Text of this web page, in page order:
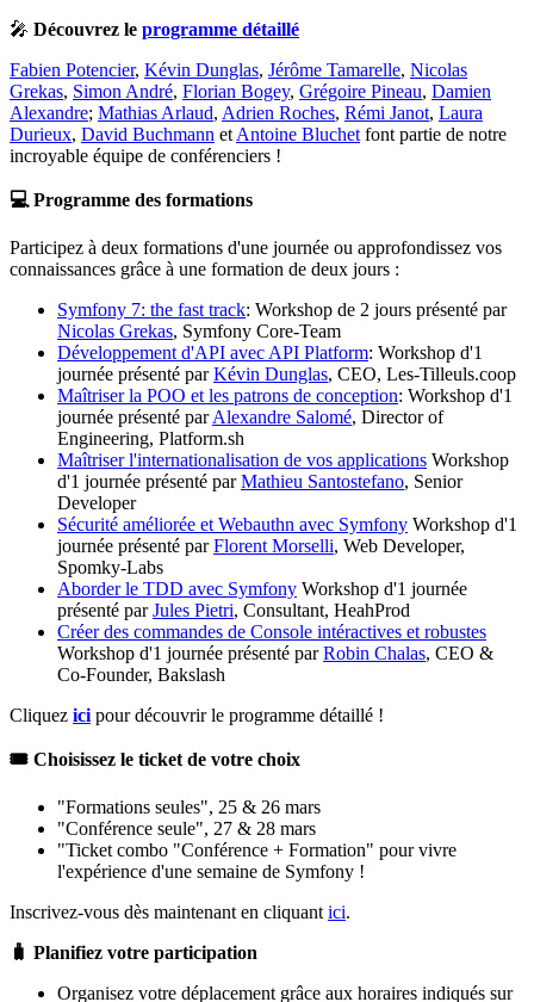
🎤 Découvrez le programme détaillé
Fabien Potencier, Kévin Dunglas, Jérôme Tamarelle, Nicolas
Grekas, Simon André, Florian Bogey, Grégoire Pineau, Damien
Alexandre; Mathias Arlaud, Adrien Roches, Rémi Janot, Laura
Durieux, David Buchmann et Antoine Bluchet font partie de notre
incroyable équipe de conférenciers !
💻 Programme des formations
Participez à deux formations d'une journée ou approfondissez vos
connaissances grâce à une formation de deux jours :
Symfony 7: the fast track: Workshop de 2 jours présenté par
Nicolas Grekas, Symfony Core-Team
Développement d'API avec API Platform: Workshop d'1
journée présenté parKévin Dunglas, CEO, Les-Tilleuls.coop
Maîtriser la POO et les patrons de conception: Workshop d'1
journée présenté parAlexandre Salomé, Director of
Engineering, Platform.sh
Maîtriser l'internationalisation de vos applications Workshop
d'1 journée présenté parMathieu Santostefano, Senior
Developer
Sécurité améliorée et Webauthn avec Symfony Workshop d'1
journée présenté parFlorent Morselli, Web Developer,
Spomky-Labs
Aborder le TDD avec Symfony Workshop d'1 journée
présenté parJules Pietri, Consultant, HeahProd
Créer des commandes de Console intéractives et robustes
Workshop d'1 journée présenté parRobin Chalas, CEO &
Co-Founder, Bakslash
Cliquez ici pour découvrir le programme détaillé !
🎟️ Choisissez le ticket de votre choix
"Formations seules", 25 & 26 mars
"Conférence seule", 27 & 28 mars
"Ticket combo "Conférence + Formation" pour vivre
l'expérience d'une semaine de Symfony !
Inscrivez-vous dès maintenant en cliquant ici.
🧳 Planifiez votre participation
Organisez votre déplacement grâce aux horaires indiqués sur